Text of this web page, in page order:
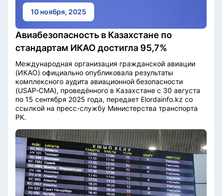
10 ноября, 2025
Авиабезопасность в Казахстане по
стандартам ИКАО достигла 95,7%
Международная организация гражданской авиации
(ИКАО) официально опубликовала результаты
комплексного аудита авиационной безопасности
(USAP-CMA), проведённого в Казахстане с 30 августа
по 15 сентября 2025 года, передает Elordainfo.kz со
ссылкой на пресс-службу Министерства транспорта
РК.